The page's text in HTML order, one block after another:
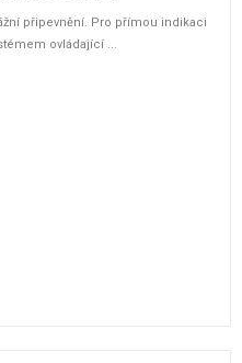
připevnění. Pro přímou indikaci
ovládající ...